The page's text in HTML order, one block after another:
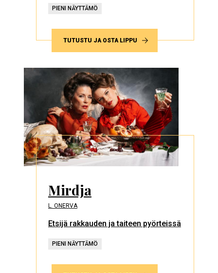
PIENI NÄYTTÄMÖ
TUTUSTU JA OSTA LIPPU
Mirdja
L. ONERVA
Etsijä rakkauden ja taiteen pyörteissä
PIENI NÄYTTÄMÖ